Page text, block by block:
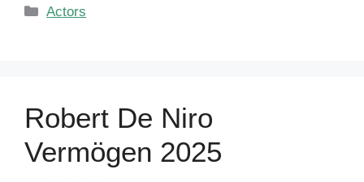
Kategorien
Actors
Robert De Niro
Vermögen 2025